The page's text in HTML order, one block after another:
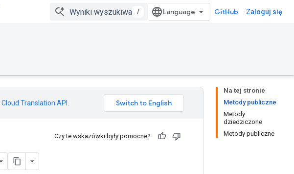
/ GitHub Zaloguj się
Na tej stronie
Metody publiczne
Metody
dziedziczone
Metody publiczne
Cloud Translation API
Czy te wskazówki były pomocne?